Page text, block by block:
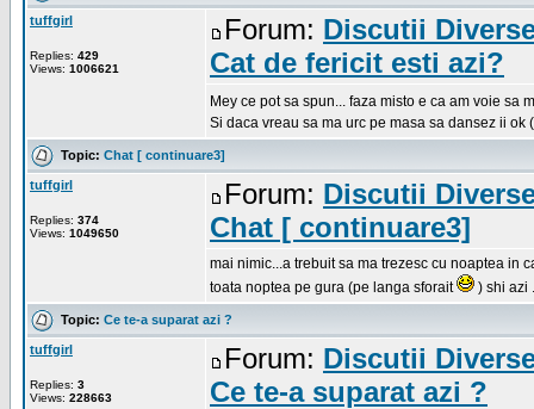
tuffgirl
Replies: 429
Views: 1006621
Forum: Discutii
Cat de fericit esti azi?
Mey ce pot sa spun... faza misto e ca am voie
Si daca vreau sa ma urc pe masa sa dansez ii ok
Topic: Chat [ continuare3]
tuffgirl
Replies: 374
Views: 1049650
Forum: Discutii
Chat [ continuare3]
mai nimic...a trebuit sa ma trezesc cu noaptea in
toata noptea pe gura (pe langa sforait
) shi azi
Topic: Ce te-a suparat azi ?
tuffgirl
Replies: 3
Views: 228663
Forum: Discutii
Ce te-a suparat azi ?